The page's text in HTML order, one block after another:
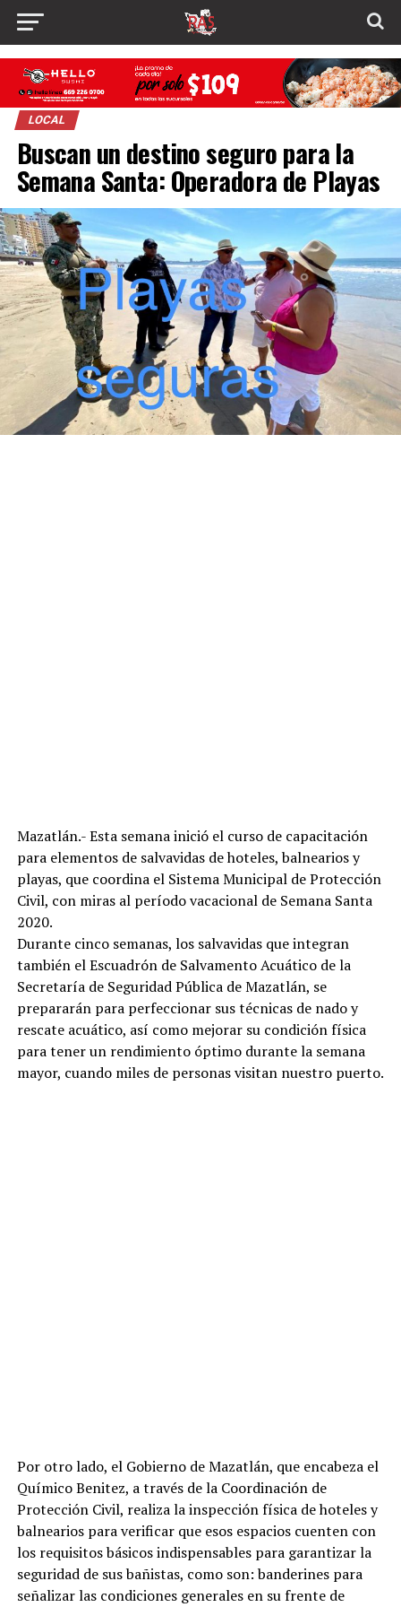
LOCAL
Buscan un destino seguro para la
Semana Santa: Operadora de Playas
Mazatlán.- Esta semana inició el curso de capacitación
para elementos de salvavidas de hoteles, balnearios y
playas, que coordina el Sistema Municipal de Protección
Civil, con miras al período vacacional de Semana Santa
2020.
Durante cinco semanas, los salvavidas que integran
también el Escuadrón de Salvamento Acuático de la
Secretaría de Seguridad Pública de Mazatlán, se
prepararán para perfeccionar sus técnicas de nado y
rescate acuático, así como mejorar su condición física
para tener un rendimiento óptimo durante la semana
mayor, cuando miles de personas visitan nuestro puerto.
Por otro lado, el Gobierno de Mazatlán, que encabeza el
Químico Benitez, a través de la Coordinación de
Protección Civil, realiza la inspección física de hoteles y
balnearios para verificar que esos espacios cuenten con
los requisitos básicos indispensables para garantizar la
seguridad de sus bañistas, como son: banderines para
señalizar las condiciones generales en su frente de